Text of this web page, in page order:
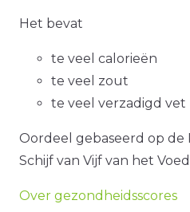
Het bevat
te veel calorieën
te veel zout
te veel verzadigd vet
Oordeel gebaseerd op de
Schijf van Vijf van het
Over gezondheidsscores